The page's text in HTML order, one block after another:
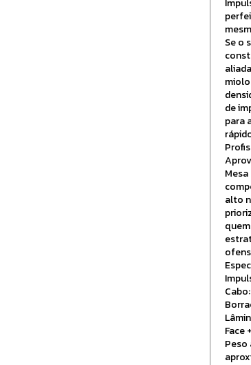
Se o
de
para
alto
Face
Peso